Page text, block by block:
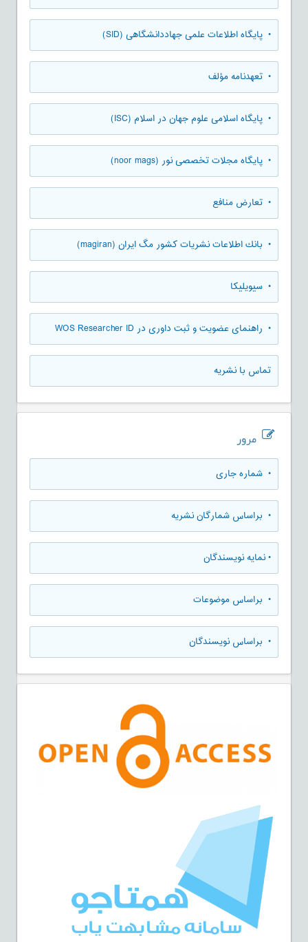
• پایگاه اطلاعات علمی جهاددانشگاهی (SID)
• تعهدنامه مؤلف
• پایگاه اسلامی علوم جهان در اسلام (ISC)
• پایگاه مجلات تخصصی نور (noor mags)
• تعارض منافع
• بانك اطلاعات نشريات كشور مگ ايران (magiran)
• سیویلیکا
• راهنمای عضویت و ثبت داوری در WOS Researcher ID
تماس با نشریه
مرور
• شماره جاری
• براساس شمارگان نشریه
•نمایه نویسندگان
• براساس موضوعات
• براساس نویسندگان